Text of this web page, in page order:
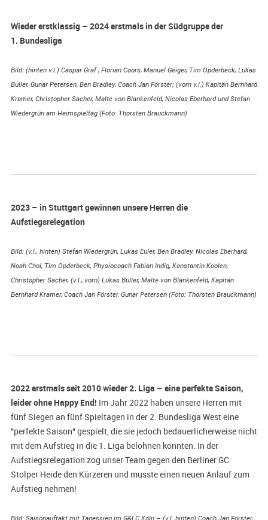
Wieder erstklassig – 2024 erstmals in der Südgruppe der
1. Bundesliga
Bild: (hinten v.l.) Caspar Graf , Florian Coors, Manuel Geiger, Tim Opderbeck, Lukas
Buller, Gunar Petersen, Ben Bradley, Coach Jan Förster; (vorn v.l.) Kapitän Bernhard
Kramer, Christopher Sacher, Malte von Blankenfeld, Nicolas Eberhard und Stefan
Wiedergrün am Heimspieltag (Foto: Thorsten Brauckmann)
2023 – in Stuttgart gewinnen unsere Herren die
Aufstiegsrelegation
Bild: (v.l., hinten) Stefan Wiedergrün, Lukas Euler, Ben Bradley, Nicolas Eberhard,
Noah Choi, Tim Opderbeck, Physiocoach Fabian Indig, Konstantin Koolen,
Christopher Sacher, (v.l., vorn) Lukas Buller, Malte von Blankenfeld, Kapitän
Bernhard Kramer, Coach Jan Förster, Gunar Petersen (Foto: Thorsten Brauckmann)
2022 erstmals seit 2010 wieder 2. Liga – eine perfekte Saison,
leider ohne Happy End! Im Jahr 2022 haben unsere Herren mit
fünf Siegen an fünf Spieltagen in der 2. Bundesliga West eine
"perfekte Saison" gespielt, die sie jedoch bedauerlicherweise nicht
mit dem Aufstieg in die 1. Liga belohnen konnten. In der
Aufstiegsrelegation zog unser Team gegen den Berliner GC
Stolper Heide den Kürzeren und musste einen neuen Anlauf zum
Aufstieg nehmen!